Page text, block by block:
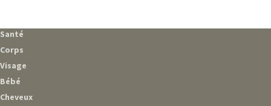
Santé
Corps
Visage
Bébé
Cheveux